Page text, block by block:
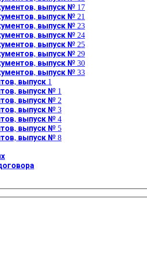
выпуск № 17
выпуск № 21
выпуск № 23
выпуск № 24
выпуск № 25
выпуск № 29
выпуск № 30
выпуск № 33
выпуск 1
выпуск № 1
выпуск № 2
выпуск № 3
выпуск № 4
выпуск № 5
выпуск № 8